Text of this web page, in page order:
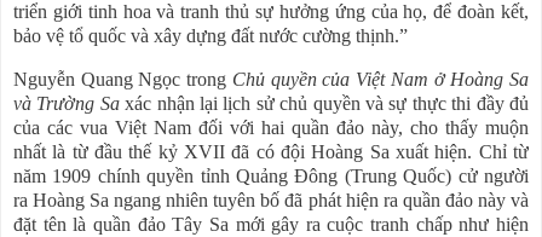
triển giới tinh hoa và tranh thủ sự hưởng ứng của họ, để đoàn kết,
bảo vệ tổ quốc và xây dựng đất nước cường thịnh.”
Nguyễn Quang Ngọc trong Chủ quyền của Việt Nam ở Hoàng Sa
và Trường Saxác nhận lại lịch sử chủ quyền và sự thực thi đầy đủ
của các vua Việt Nam đối với hai quần đảo này, cho thấy muộn
nhất là từ đầu thế kỷ XVII đã có đội Hoàng Sa xuất hiện. Chỉ từ
năm 1909 chính quyền tỉnh Quảng Đông (Trung Quốc) cử người
ra Hoàng Sa ngang nhiên tuyên bố đã phát hiện ra quần đảo này và
đặt tên là quần đảo Tây Sa mới gây ra cuộc tranh chấp như hiện